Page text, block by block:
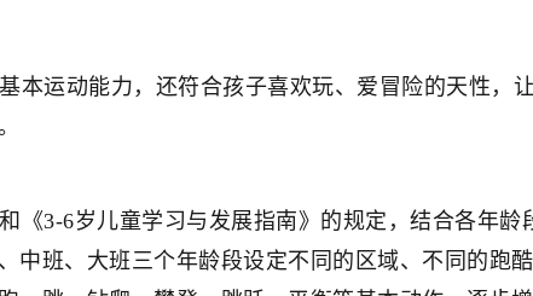
运动能力，还符合孩子喜欢玩、爱冒险的天性，
3-6岁儿童学习与发展指南》的规定，结合各年龄
中班、大班三个年龄段设定不同的区域、不同的跑